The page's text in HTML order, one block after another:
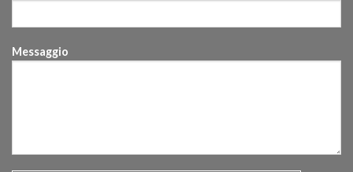
Messaggio